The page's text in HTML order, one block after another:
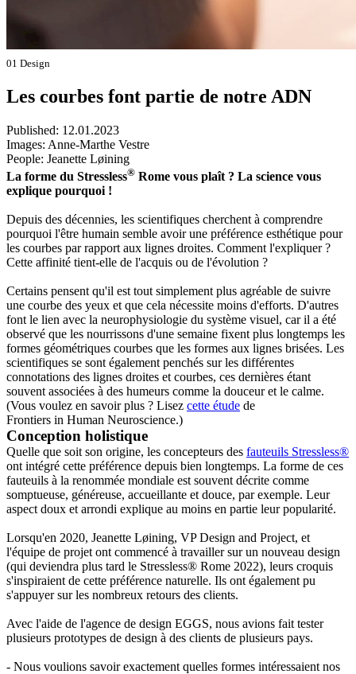
01 Design
Les courbes font partie de notre ADN
Published: 12.01.2023
Images: Anne-Marthe Vestre
People: Jeanette Løining
La forme du Stressless® Rome vous plaît ? La science vous
explique pourquoi !
Depuis des décennies, les scientifiques cherchent à comprendre
pourquoi l'être humain semble avoir une préférence esthétique pour
les courbes par rapport aux lignes droites. Comment l'expliquer ?
Cette affinité tient-elle de l'acquis ou de l'évolution ?
Certains pensent qu'il est tout simplement plus agréable de suivre
une courbe des yeux et que cela nécessite moins d'efforts. D'autres
font le lien avec la neurophysiologie du système visuel, car il a été
observé que les nourrissons d'une semaine fixent plus longtemps les
formes géométriques courbes que les formes aux lignes brisées. Les
scientifiques se sont également penchés sur les différentes
connotations des lignes droites et courbes, ces dernières étant
souvent associées à des humeurs comme la douceur et le calme.
(Vous voulez en savoir plus ? Lisez cette étude de
Frontiers in Human Neuroscience.)
Conception holistique
Quelle que soit son origine, les concepteurs des fauteuils Stressless®
ont intégré cette préférence depuis bien longtemps. La forme de ces
fauteuils à la renommée mondiale est souvent décrite comme
somptueuse, généreuse, accueillante et douce, par exemple. Leur
aspect doux et arrondi explique au moins en partie leur popularité.
Lorsqu'en 2020, Jeanette Løining, VP Design and Project, et
l'équipe de projet ont commencé à travailler sur un nouveau design
(qui deviendra plus tard le Stressless® Rome 2022), leurs croquis
s'inspiraient de cette préférence naturelle. Ils ont également pu
s'appuyer sur les nombreux retours des clients.
Avec l'aide de l'agence de design EGGS, nous avions fait tester
plusieurs prototypes de design à des clients de plusieurs pays.
- Nous voulions savoir exactement quelles formes intéressaient nos